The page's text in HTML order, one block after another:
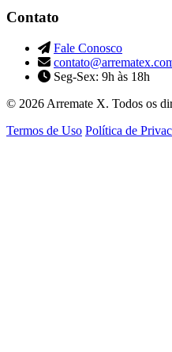
Contato
Fale Conosco
Seg-Sex: 9h às 18h
© 2026 Arremate X. Todos os
Termos de Uso Política de